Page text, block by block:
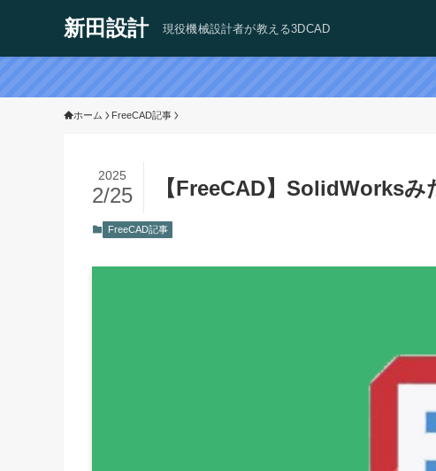
新田設計 現役機械設計者が教える3DCAD
ホーム FreeCAD記事
【FreeCAD】SolidWorks
2025
2/25
FreeCAD記事